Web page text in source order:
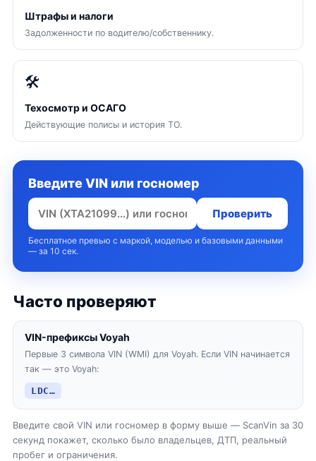
Штрафы и налоги
Задолженности по водителю/собственнику.
🛠
Техосмотр и ОСАГО
Действующие полисы и история ТО.
Введите VIN или госномер
Проверить
Бесплатное превью с маркой, моделью и базовыми данными
— за 10 сек.
Часто проверяют
VIN-префиксы Voyah
Первые 3 символа VIN (WMI) для Voyah. Если VIN начинается
так — это Voyah:
LDC…
Введите свой VIN или госномер в форму выше — ScanVin за 30
секунд покажет, сколько было владельцев, ДТП, реальный
пробег и ограничения.